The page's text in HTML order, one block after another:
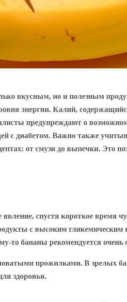
вкусным, но и полезным
энергии. Калий,
предупреждают о
с диабетом. Важно также
от смузи до выпечки. Это
спустя короткое время
с высоким гликемическим
бананы рекомендуется очень
прожилками. В зрелых
здоровья.